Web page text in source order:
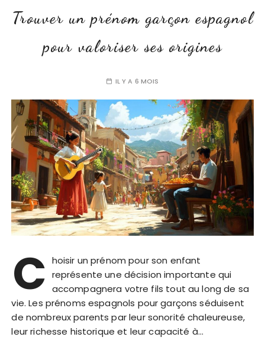
Trouver un prénom garçon espagnol
pour valoriser ses origines
IL Y A 6 MOIS
C hoisir un prénom pour son enfant
représente une décision importante qui
accompagnera votre fils tout au long de sa
vie. Les prénoms espagnols pour garçons séduisent
de nombreux parents par leur sonorité chaleureuse,
leur richesse historique et leur capacité à…